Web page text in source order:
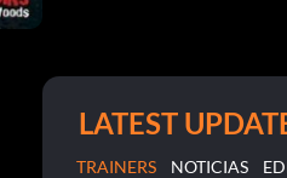
LATEST
TRAINERS NOTICIAS